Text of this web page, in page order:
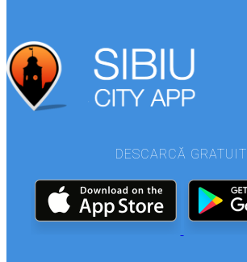
DESCARCĂ GRATUIT